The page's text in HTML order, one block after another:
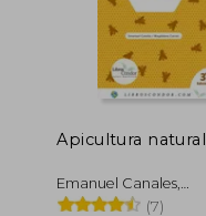
Apicultura natural
Emanuel Canales,
Magdalena Cortés
(7)